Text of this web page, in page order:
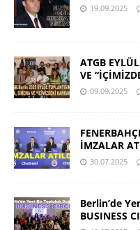
19.09.2025
ATGB
VE
09.09.2025
İMZALAR
30.07.2025
Berlin’de
BUSINESS